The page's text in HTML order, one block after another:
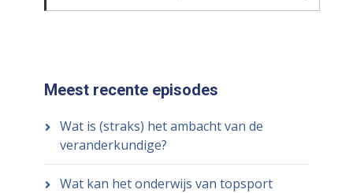
Meest recente episodes
Wat is (straks) het ambacht van de
veranderkundige?
Wat kan het onderwijs van topsport